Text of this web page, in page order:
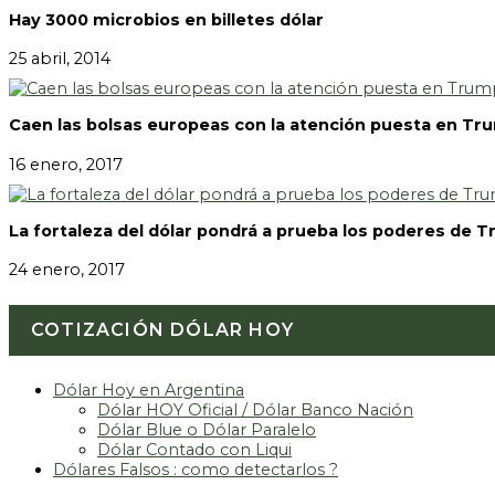
Hay 3000 microbios en billetes dólar
25 abril, 2014
Caen las bolsas europeas con la atención puesta en
16 enero, 2017
La fortaleza del dólar pondrá a prueba los poderes de
24 enero, 2017
COTIZACIÓN DÓLAR HOY
Dólar Hoy en Argentina
Dólar HOY Oficial / Dólar Banco Nación
Dólar Blue o Dólar Paralelo
Dólar Contado con Liqui
Dólares Falsos : como detectarlos ?